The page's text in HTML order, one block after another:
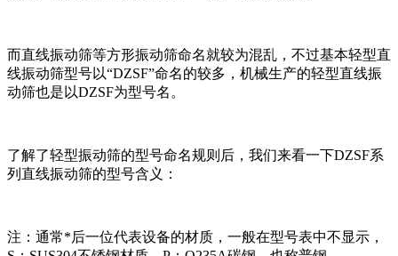
而直线振动筛等方形振动筛命名就较为混乱，不过基本轻型直
线振动筛型号以“DZSF”命名的较多，机械生产的轻型直线振
动筛也是以DZSF为型号名。
了解了轻型振动筛的型号命名规则后，我们来看一下DZSF系
列直线振动筛的型号含义：
注：通常*后一位代表设备的材质，一般在型号表中不显示，